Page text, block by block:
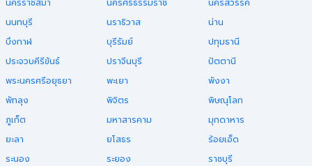
นครราชสีมา
นครศรีธรรมราช
นครสวรรค์
นนทบุรี
นราธิวาส
น่าน
บึงกาฬ
บุรีรัมย์
ปทุมธานี
ประจวบคีรีขันธ์
ปราจีนบุรี
ปัตตานี
พระนครศรีอยุธยา
พะเยา
พังงา
พัทลุง
พิจิตร
พิษณุโลก
ภูเก็ต
มหาสารคาม
มุกดาหาร
ยะลา
ยโสธร
ร้อยเอ็ด
ระนอง
ระยอง
ราชบุรี